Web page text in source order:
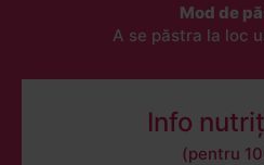
Mod de
A se păstra la loc
Info
(pentru